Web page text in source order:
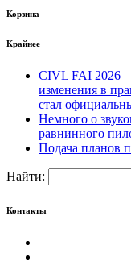
Корзина
Крайнее
CIVL FAI 2026 –
изменения в
стал
Немного о
равнинного
Подача планов
Найти:
Контакты